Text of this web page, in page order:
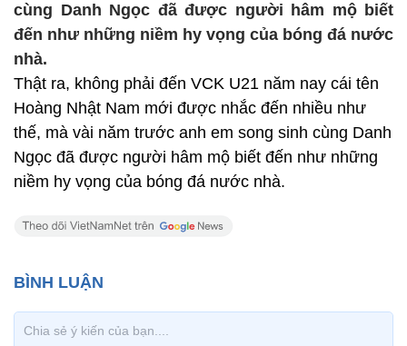
cùng Danh Ngọc đã được người hâm mộ biết
đến như những niềm hy vọng của bóng đá nước
nhà.
Thật ra, không phải đến VCK U21 năm nay cái tên
Hoàng Nhật Nam mới được nhắc đến nhiều như
thế, mà vài năm trước anh em song sinh cùng Danh
Ngọc đã được người hâm mộ biết đến như những
niềm hy vọng của bóng đá nước nhà.